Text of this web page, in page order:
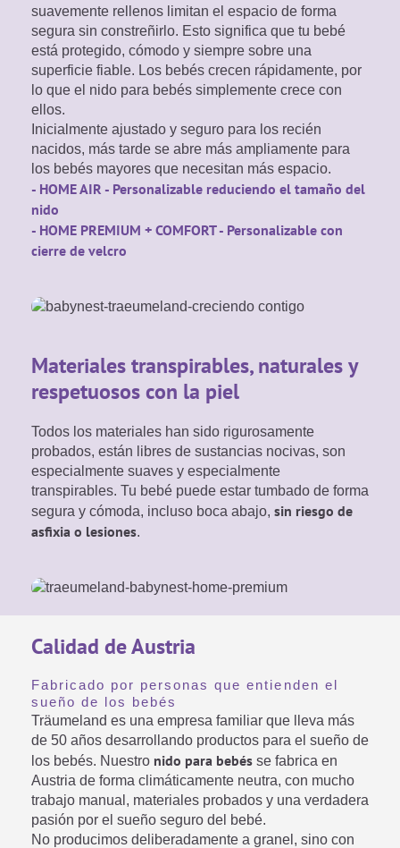
suavemente rellenos limitan el espacio de forma
segura sin constreñirlo. Esto significa que tu bebé
está protegido, cómodo y siempre sobre una
superficie fiable. Los bebés crecen rápidamente, por
lo que el nido para bebés simplemente crece con
ellos.
Inicialmente ajustado y seguro para los recién
nacidos, más tarde se abre más ampliamente para
los bebés mayores que necesitan más espacio.
- HOME AIR - Personalizable reduciendo el tamaño del
nido
- HOME PREMIUM + COMFORT - Personalizable con
cierre de velcro
Materiales transpirables, naturales y
respetuosos con la piel
Todos los materiales han sido rigurosamente
probados, están libres de sustancias nocivas, son
especialmente suaves y especialmente
transpirables. Tu bebé puede estar tumbado de forma
segura y cómoda, incluso boca abajo, sin riesgo de
asfixia o lesiones.
Calidad de Austria
Fabricado por personas que entienden el
sueño de los bebés
Träumeland es una empresa familiar que lleva más
de 50 años desarrollando productos para el sueño de
los bebés. Nuestro nido para bebés se fabrica en
Austria de forma climáticamente neutra, con mucho
trabajo manual, materiales probados y una verdadera
pasión por el sueño seguro del bebé.
No producimos deliberadamente a granel, sino con